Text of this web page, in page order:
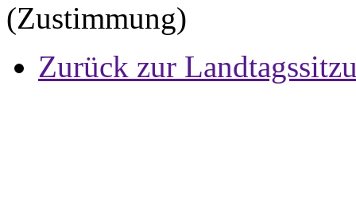
(Zustimmung)
Zurück zur